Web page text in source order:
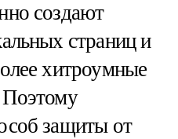
создают
страниц и
хитроумные
защиты от